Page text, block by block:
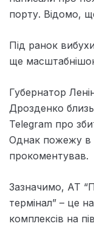
порту. Відомо,
Під ранок
ще
Губернатор
Дрозденко
Telegram про
Однак пожежу в
прокоментував.
Зазначимо, АТ
термінал” – це
комплексів на